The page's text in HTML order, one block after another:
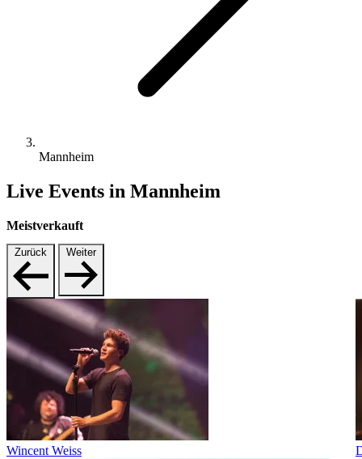
Mannheim
Live Events in Mannheim
Meistverkauft
Zurück Weiter
Wincent Weiss